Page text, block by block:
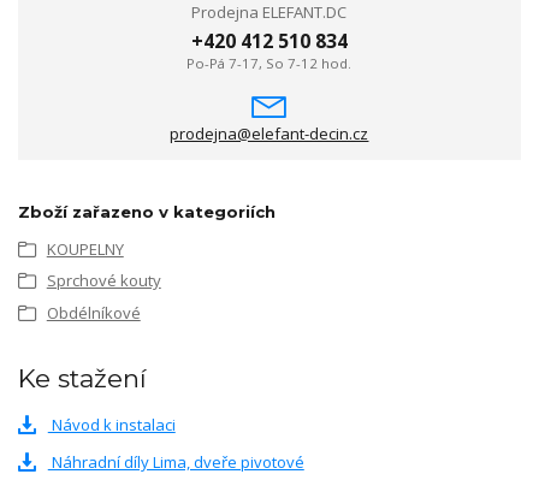
Prodejna ELEFANT.DC
+420 412 510 834
Po-Pá 7-17, So 7-12 hod.
prodejna@elefant-decin.cz
Zboží zařazeno v kategoriích
KOUPELNY
Sprchové kouty
Obdélníkové
Ke stažení
Návod k instalaci
Náhradní díly Lima, dveře pivotové